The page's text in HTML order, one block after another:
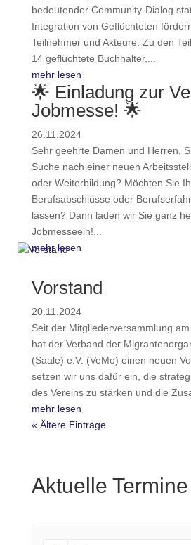
bedeutender Community-Dialog
Integration von Geflüchteten
Teilnehmer und Akteure: Zu den
14 geflüchtete Buchhalter,...
mehr lesen
🌟 Einladung zur
Jobmesse! 🌟
26.11.2024
Sehr geehrte Damen und Herren,
Suche nach einer neuen
oder Weiterbildung? Möchten Sie
Berufsabschlüsse oder
lassen? Dann laden wir Sie ganz
Jobmesseein!...
mehr lesen
Vorstand
20.11.2024
Seit der Mitgliederversammlung
hat der Verband der
(Saale) e.V. (VeMo) einen neuen
setzen wir uns dafür ein, die
des Vereins zu stärken und die
mehr lesen
« Ältere Einträge
Aktuelle Termine